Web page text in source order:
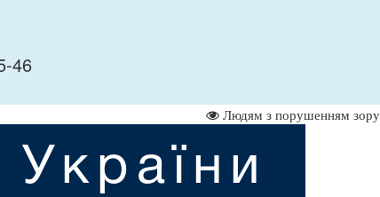
46
Людям з порушенням зору